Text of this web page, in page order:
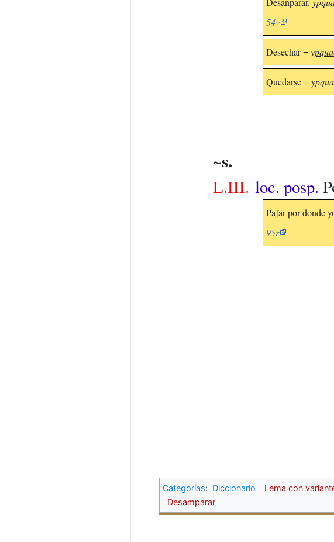
54v
Desechar =
Quedarse =
~s.
L.III. loc. posp.
Paʃar por donde
95r
Categorías: Diccionario Lema con
Desamparar